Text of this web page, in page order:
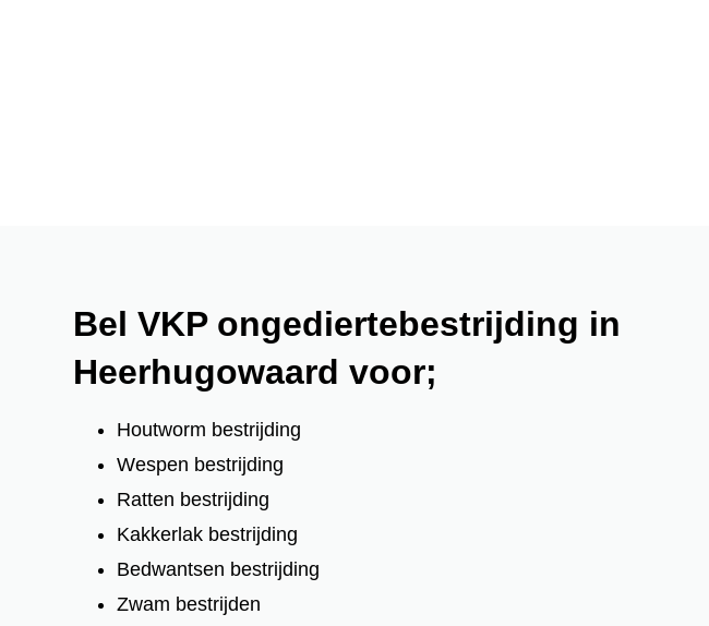
Bel VKP ongediertebestrijding in
Heerhugowaard voor;
Houtworm bestrijding
Wespen bestrijding
Ratten bestrijding
Kakkerlak bestrijding
Bedwantsen bestrijding
Zwam bestrijden